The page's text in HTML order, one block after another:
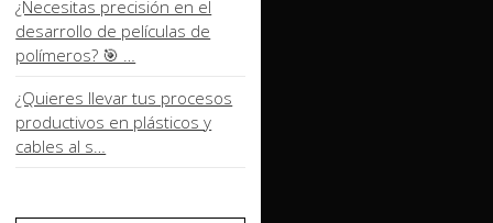
¿Necesitas precisión en el
desarrollo de películas de
polímeros? 🎯 …
¿Quieres llevar tus procesos
productivos en plásticos y
cables al s…